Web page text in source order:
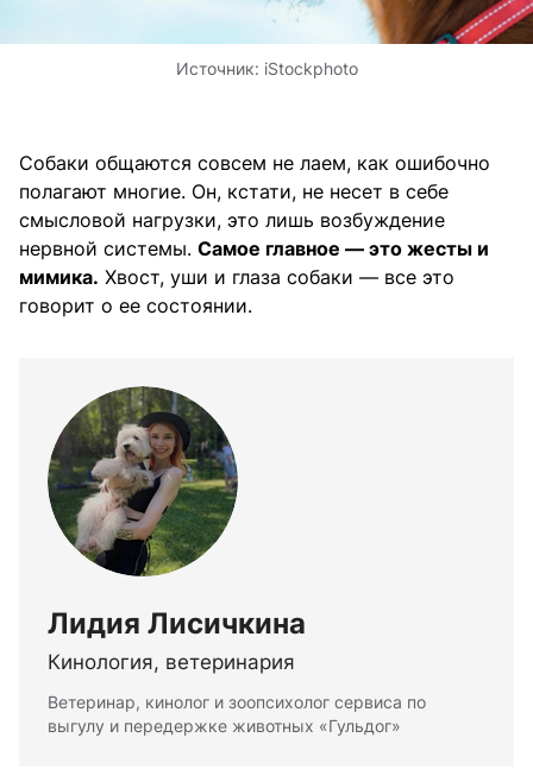
Источник: iStockphoto
Собаки общаются совсем не лаем, как ошибочно
полагают многие. Он, кстати, не несет в себе
смысловой нагрузки, это лишь возбуждение
нервной системы. Самое главное — это жесты и
мимика. Хвост, уши и глаза собаки — все это
говорит о ее состоянии.
Лидия Лисичкина
Кинология, ветеринария
Ветеринар, кинолог и зоопсихолог сервиса по
выгулу и передержке животных «Гульдог»